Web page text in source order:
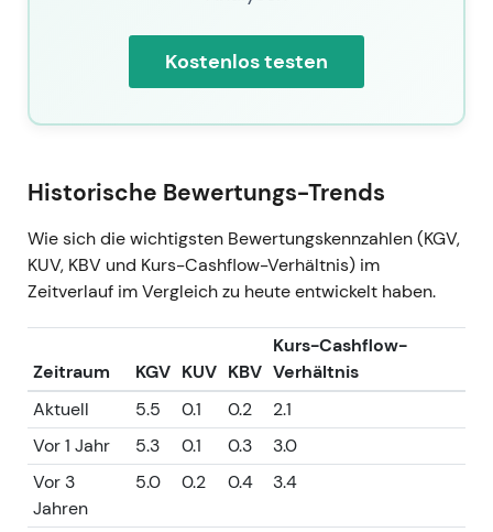
Kostenlos testen
Historische Bewertungs-Trends
Wie sich die wichtigsten Bewertungskennzahlen (KGV,
KUV, KBV und Kurs-Cashflow-Verhältnis) im
Zeitverlauf im Vergleich zu heute entwickelt haben.
Zeitraum KGV KUV KBV
Kurs-Cashflow-
Verhältnis
Aktuell
5.5 0.1 0.2
2.1
Vor 1 Jahr
5.3 0.1 0.3
3.0
Vor 3
Jahren
5.0 0.2 0.4 3.4